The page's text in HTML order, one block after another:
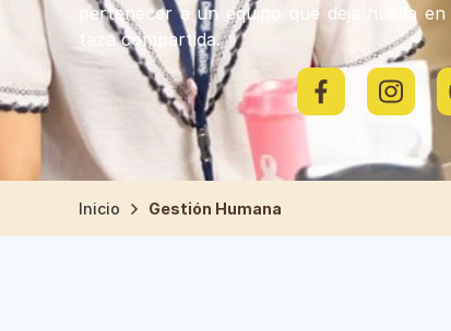
pertenecer a un equipo que deja huella
taza compartida.
Inicio Gestión Humana